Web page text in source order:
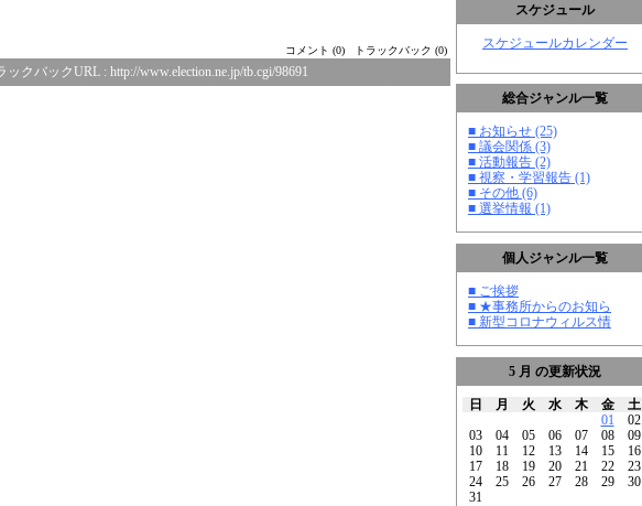
スケジュール
スケジュールカレンダー
総合ジャンル一覧
■ お知らせ (25)
■ 議会関係 (3)
■ 活動報告 (2)
■ 視察・学習報告 (1)
■ その他 (6)
■ 選挙情報 (1)
個人ジャンル一覧
■ ご挨拶
■ ★事務所からのお知ら
■ 新型コロナウィルス情
5 月 の更新状況
日 月 火 水 木 金
土
01
02
03
04 05 06 07 08
09
10
11 12 13 14 15
16
17
18 19 20 21 22
23
24
25 26 27 28 29
30
31
コメント (0) トラックバック (0)
ックバックURL : http://www.election.ne.jp/tb.cgi/98691